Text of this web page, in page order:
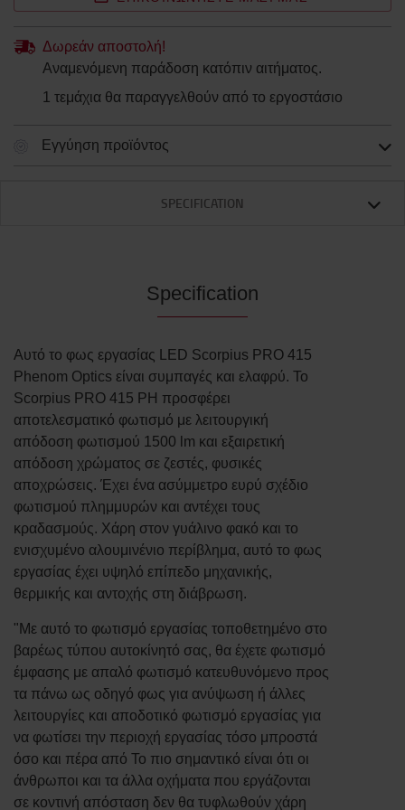
Δωρεάν αποστολή!
Αναμενόμενη παράδοση κατόπιν αιτήματος.
1 τεμάχια θα παραγγελθούν από το εργοστάσιο
Εγγύηση προϊόντος
SPECIFICATION
Specification
Αυτό το φως εργασίας LED Scorpius PRO 415
Phenom Optics είναι συμπαγές και ελαφρύ. Το
Scorpius PRO 415 PH προσφέρει
αποτελεσματικό φωτισμό με λειτουργική
απόδοση φωτισμού 1500 lm και εξαιρετική
απόδοση χρώματος σε ζεστές, φυσικές
αποχρώσεις. Έχει ένα ασύμμετρο ευρύ σχέδιο
φωτισμού πλημμυρών και αντέχει τους
κραδασμούς. Χάρη στον γυάλινο φακό και το
ενισχυμένο αλουμινένιο περίβλημα, αυτό το φως
εργασίας έχει υψηλό επίπεδο μηχανικής,
θερμικής και αντοχής στη διάβρωση.
"Με αυτό το φωτισμό εργασίας τοποθετημένο στο
βαρέως τύπου αυτοκίνητό σας, θα έχετε φωτισμό
έμφασης με απαλό φωτισμό κατευθυνόμενο προς
τα πάνω ως οδηγό φως για ανύψωση ή άλλες
λειτουργίες και αποδοτικό φωτισμό εργασίας για
να φωτίσει την περιοχή εργασίας τόσο μπροστά
όσο και πέρα από Το πιο σημαντικό είναι ότι οι
άνθρωποι και τα άλλα οχήματα που εργάζονται
σε κοντινή απόσταση δεν θα τυφλωθούν χάρη